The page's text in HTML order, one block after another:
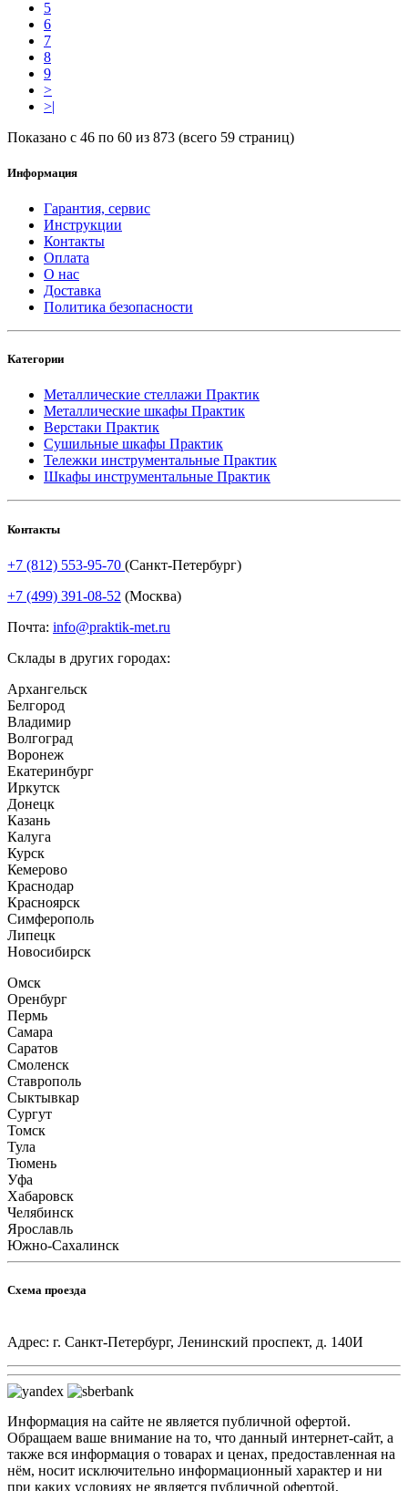
5
6
7
8
9
>
>|
Показано с 46 по 60 из 873 (всего 59 страниц)
Информация
Гарантия, сервис
Инструкции
Контакты
Оплата
О нас
Доставка
Политика безопасности
Категории
Металлические стеллажи Практик
Металлические шкафы Практик
Верстаки Практик
Сушильные шкафы Практик
Тележки инструментальные Практик
Шкафы инструментальные Практик
Контакты
+7 (812) 553-95-70 (Санкт-Петербург)
+7 (499) 391-08-52 (Москва)
Почта: info@praktik-met.ru
Склады в других городах:
Архангельск
Белгород
Владимир
Волгоград
Воронеж
Екатеринбург
Иркутск
Донецк
Казань
Калуга
Курск
Кемерово
Краснодар
Красноярск
Симферополь
Липецк
Новосибирск
Омск
Оренбург
Пермь
Самара
Саратов
Смоленск
Ставрополь
Сыктывкар
Сургут
Томск
Тула
Тюмень
Уфа
Хабаровск
Челябинск
Ярославль
Южно-Сахалинск
Схема проезда
Адрес: г. Санкт-Петербург, Ленинский проспект, д. 140И
Информация на сайте не является публичной офертой.
Обращаем ваше внимание на то, что данный интернет-сайт, а
также вся информация о товарах и ценах, предоставленная на
нём, носит исключительно информационный характер и ни
при каких условиях не является публичной офертой,